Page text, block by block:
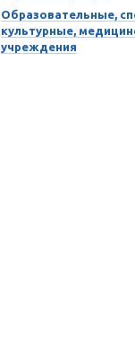
Образовательные,
культурные,
учреждения